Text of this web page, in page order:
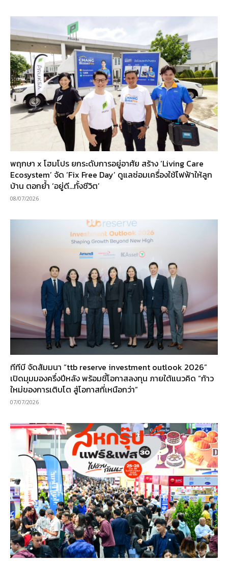
พฤกษา x โฮมโปร ยกระดับการอยู่อาศัย สร้าง ‘Living Care
Ecosystem’ จัด ‘Fix Free Day’ ดูแลซ่อมเครื่องใช้ไฟฟ้าให้ลูก
บ้าน ตอกย้ำ ‘อยู่ดี…ทั้งชีวิต’
08/07/2026
ทีทีบี จัดสัมมนา “ttb reserve investment outlook 2026”
เปิดมุมมองครึ่งปีหลัง พร้อมชี้โอกาสลงทุน ภายใต้แนวคิด “ก้าว
ใหม่ของการเติบโต สู่โอกาสที่เหนือกว่า”
07/07/2026